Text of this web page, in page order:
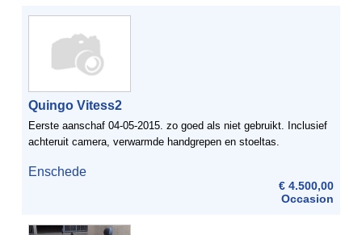
Quingo Vitess2
Eerste aanschaf 04-05-2015. zo goed als niet gebruikt. Inclusief
achteruit camera, verwarmde handgrepen en stoeltas.
Enschede
€ 4.500,00
Occasion